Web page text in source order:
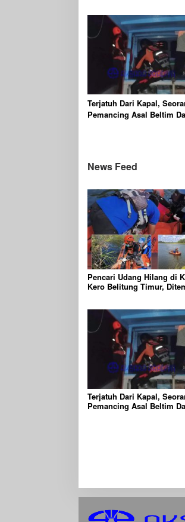
Buaya Muara
Terjatuh Dari Kapal,
Pemancing Asal Beltim
News Feed
Pencari Udang Hilang di
Kero Belitung Timur,
Terjatuh Dari Kapal,
Pemancing Asal Beltim